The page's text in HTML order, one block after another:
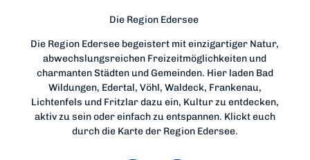
Die Region Edersee
Die Region Edersee begeistert mit einzigartiger Natur,
abwechslungsreichen Freizeitmöglichkeiten und
charmanten Städten und Gemeinden. Hier laden Bad
Wildungen, Edertal, Vöhl, Waldeck, Frankenau,
Lichtenfels und Fritzlar dazu ein, Kultur zu entdecken,
aktiv zu sein oder einfach zu entspannen. Klickt euch
durch die Karte der Region Edersee.